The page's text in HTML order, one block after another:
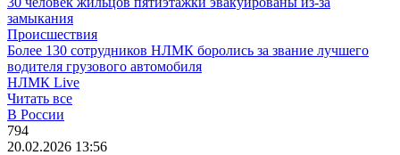
замыкания
Происшествия
Более 130 сотрудников НЛМК боролись за звание лучшего
водителя грузового автомобиля
НЛМК Live
Читать все
В России
794
20.02.2026 13:56